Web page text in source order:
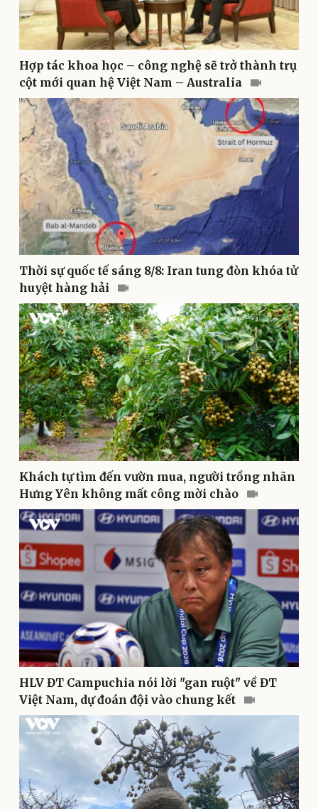
Thể thao
Bóng đá
Lịch thi đấu bóng đá
Thế giới thể thao
eSports
Hậu trường
Ô tô - Xe máy
Ô tô
Xe máy
Tư vấn
Doanh nghiệp
Thông tin doanh nghiệp
Doanh nghiệp 24h
Doanh nhân
Vì cộng đồng
Công nghệ
Sành điệu
Tin Công nghệ
Trải nghiệm
Chuyển đổi số
Sức khỏe
Dinh dưỡng - món ngon
Cây thuốc
Sản phụ khoa
Nhi khoa
Nam khoa
Làm đẹp - giảm cân
Phòng mạch online
Ăn sạch sống khỏe
Đời sống
Nhà đẹp
Blog
Tình yêu - Gia đình
Hợp tác khoa học – công nghệ sẽ trở thành trụ
cột mới quan hệ Việt Nam – Australia
Thời sự quốc tế sáng 8/8: Iran tung đòn khóa tử
huyệt hàng hải
Khách tự tìm đến vườn mua, người trồng nhãn
Hưng Yên không mất công mời chào
HLV ĐT Campuchia nói lời "gan ruột" về ĐT
Việt Nam, dự đoán đội vào chung kết